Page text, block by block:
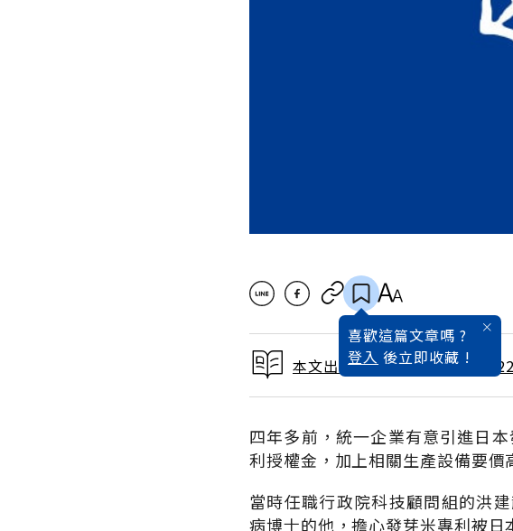
喜歡這篇文章嗎 ?
登入 後立即收藏 !
本文出自 2005 / 1月號雜誌 第
四年多前，統一企業有意引進日
利授權金，加上相關生產設備要價
當時任職行政院科技顧問組的洪
病博士的他，擔心發芽米專利被